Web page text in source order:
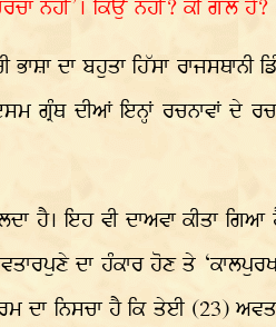
ਨਹੀਂ’। ਕਿਉਂ ਨਹੀਂ? ਕੀ ਗੱਲ ਹੈ?
ਦਾ ਬਹੁਤਾ ਹਿੱਸਾ
ਦੀਆਂ ਇਨ੍ਹਾਂ ਰਚਨਾਵਾਂ ਦੇ
ਹੈ। ਇਹ ਵੀ ਦਾਅਵਾ ਕੀਤਾ
ਦਾ ਹੰਕਾਰ ਹੋਣ ਤੇ
ਦਾ ਨਿਸਚਾ ਹੈ ਕਿ ਤੇਈ (23)